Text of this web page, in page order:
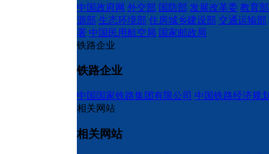
中国政府网 外交部 国防部 发展改革委 教育部
源部 生态环境部 住房城乡建设部 交通运输部
署 中国民用航空局 国家邮政局
铁路企业
铁路企业
中国国家铁路集团有限公司 中国铁路经济规
相关网站
相关网站